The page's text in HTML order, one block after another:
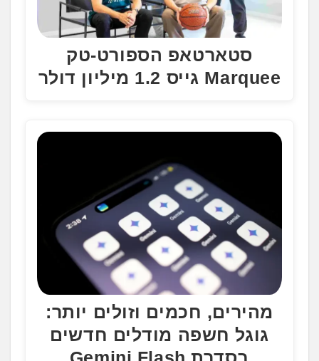
סטארטאפ הספורט-טק
Marquee גייס 1.2 מיליון דולר
מהירים, חכמים וזולים יותר:
גוגל חשפה מודלים חדשים